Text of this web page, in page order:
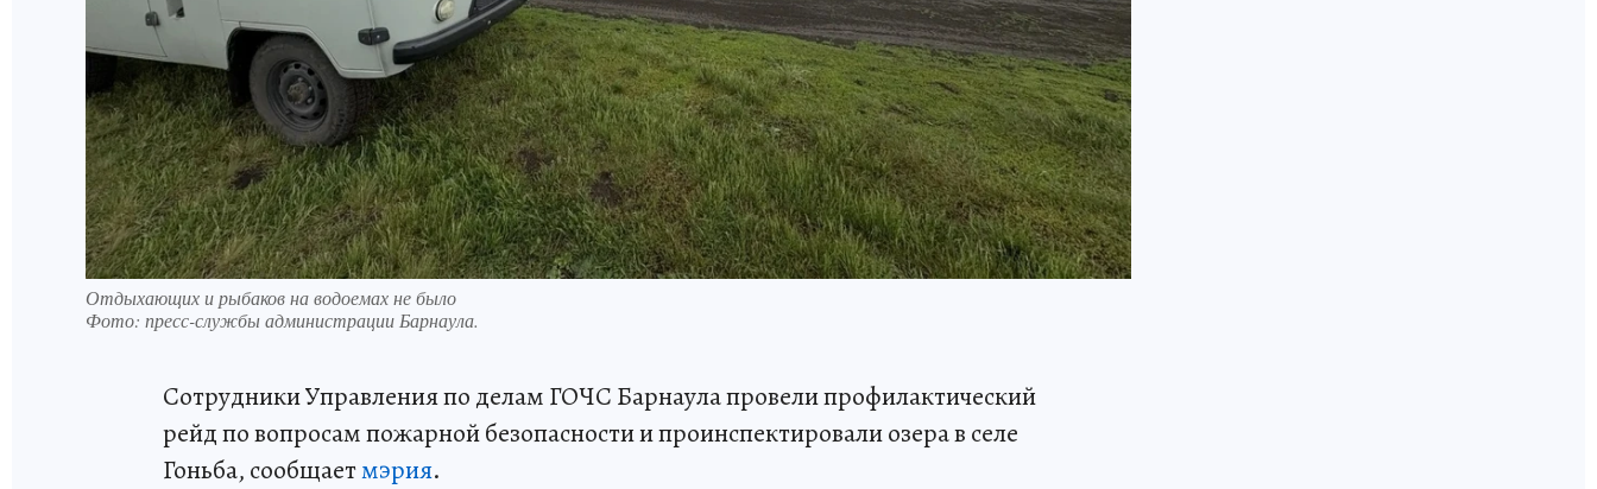
Отдыхающих и рыбаков на водоемах не было
Фото: пресс-службы администрации Барнаула.
Сотрудники Управления по делам ГОЧС Барнаула провели профилактический
рейд по вопросам пожарной безопасности и проинспектировали озера в селе
Гоньба, сообщаетмэрия.